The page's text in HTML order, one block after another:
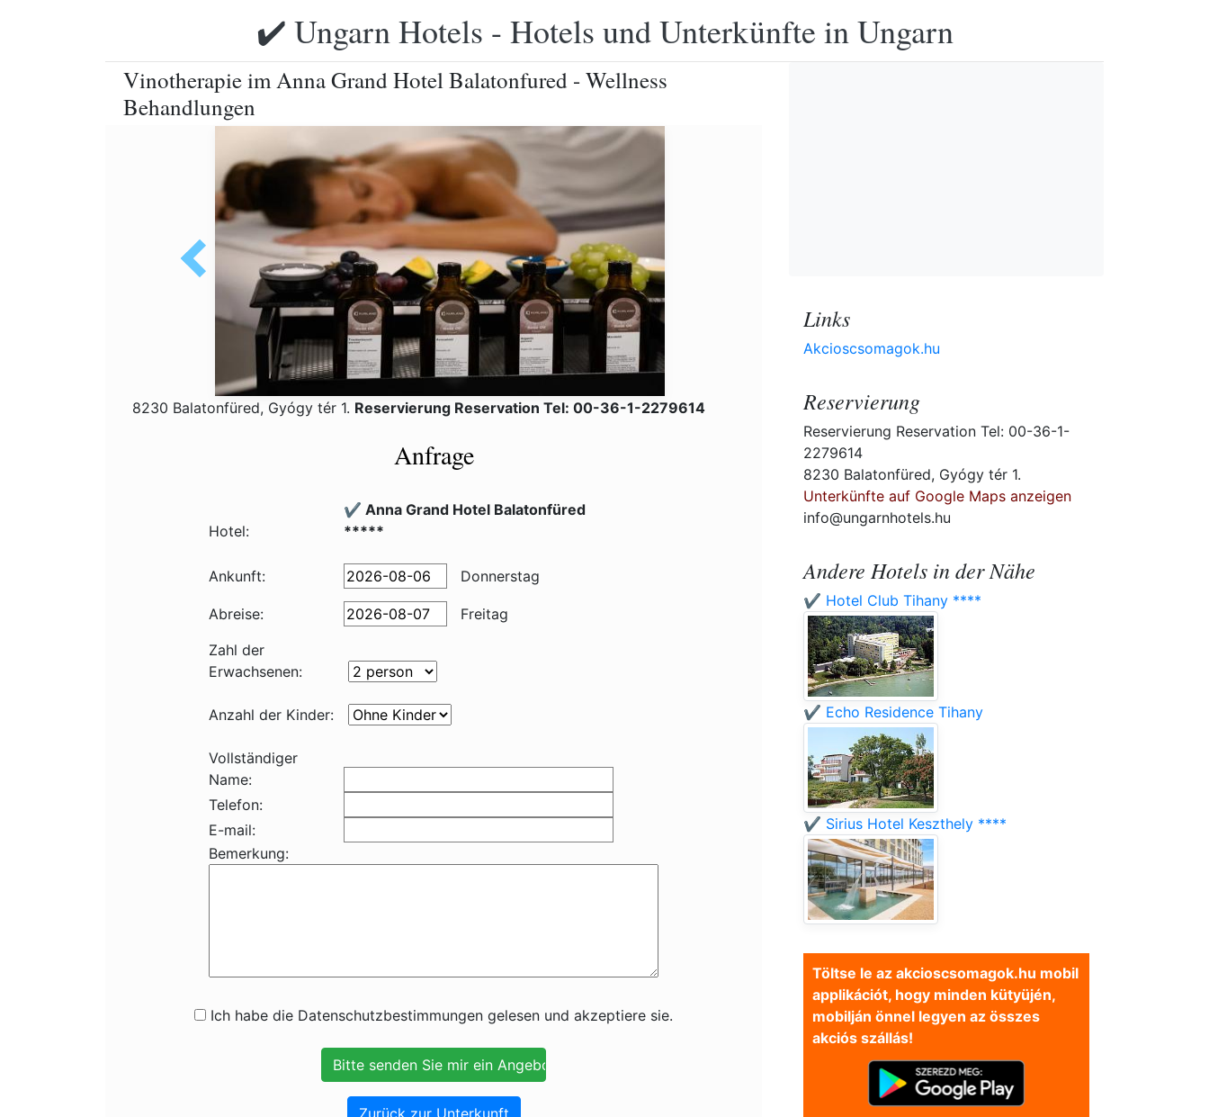
✔️ Ungarn Hotels - Hotels und Unterkünfte in Ungarn
Vinotherapie im Anna Grand Hotel Balatonfured - Wellness
Behandlungen
8230 Balatonfüred, Gyógy tér 1. Reservierung Reservation Tel: 00-36-1-2279614
Anfrage
Hotel:
✔️ Anna Grand Hotel Balatonfüred
*****
Ankunft: Donnerstag
Abreise:
Freitag
Zahl der
Erwachsenen:
Anzahl der Kinder:
Vollständiger
Name:
Telefon:
E-mail:
Bemerkung:
Ich habe die Datenschutzbestimmungen gelesen und akzeptiere sie.
Zurück zur Unterkunft
Links
Akcioscsomagok.hu
Reservierung
Reservierung Reservation Tel: 00-36-1-
2279614
8230 Balatonfüred, Gyógy tér 1.
Unterkünfte auf Google Maps anzeigen
info@ungarnhotels.hu
Andere Hotels in der Nähe
✔️ Hotel Club Tihany ****
✔️ Echo Residence Tihany
✔️ Sirius Hotel Keszthely ****
Töltse le az akcioscsomagok.hu mobil
applikációt, hogy minden kütyüjén,
mobilján önnel legyen az összes
akciós szállás!